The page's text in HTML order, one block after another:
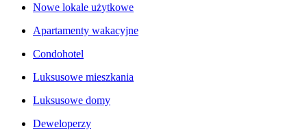
Nowe lokale użytkowe
Apartamenty wakacyjne
Condohotel
Luksusowe mieszkania
Luksusowe domy
Deweloperzy